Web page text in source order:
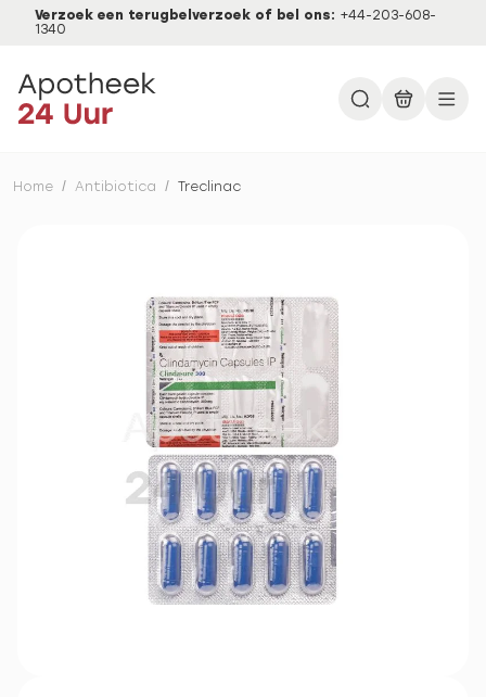
Verzoek een terugbelverzoek of bel ons: +44-203-608-
1340
Home / Antibiotica / Treclinac